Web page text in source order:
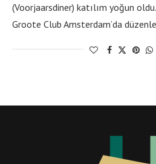
(Voorjaarsdiner) katılım yoğun
Groote Club Amsterdam’da